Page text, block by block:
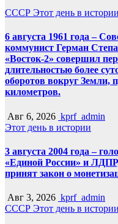
СССР Этот день в истории
6 августа 1961 года –
коммунист Герман
«Восток-2» совершил
длительностью более
оборотов вокруг Земли,
километров.
Авг 6, 2026 kprf_admin
Этот день в истории
3 августа 2004 года –
«Единой России» и
принят закон о
Авг 3, 2026 kprf_admin
СССР Этот день в истории